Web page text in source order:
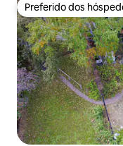
Preferido dos
Preferido dos